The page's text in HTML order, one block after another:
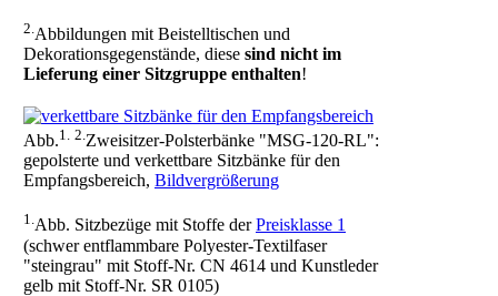
2. Abbildungen mit Beistelltischen und
Dekorationsgegenstände, diese sind nicht im
Lieferung einer Sitzgruppe enthalten!
Abb.1. 2.Zweisitzer-Polsterbänke "MSG-120-RL":
gepolsterte und verkettbare Sitzbänke für den
Empfangsbereich, Bildvergrößerung
1.Abb. Sitzbezüge mit Stoffe derPreisklasse 1
(schwer entflammbare Polyester-Textilfaser
"steingrau" mit Stoff-Nr. CN 4614 und Kunstleder
gelb mit Stoff-Nr. SR 0105)